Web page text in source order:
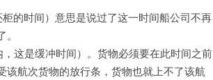
的时间）意思是说过了这一时间船公司不再
这是缓冲时间）。货物必须要在此时间之前
航次货物的放行条，货物也就上不了该航